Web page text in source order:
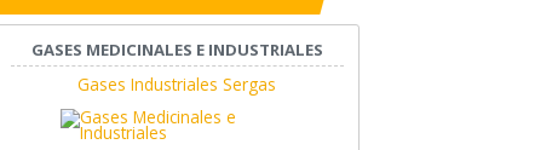
GASES MEDICINALES E INDUSTRIALES
Gases Industriales Sergas